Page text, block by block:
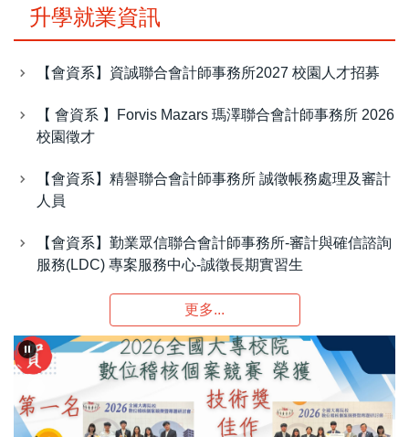
升學就業資訊
【會資系】資誠聯合會計師事務所2027 校園人才招募
【 會資系 】Forvis Mazars 瑪澤聯合會計師事務所 2026
校園徵才
【會資系】精譽聯合會計師事務所 誠徵帳務處理及審計
人員
【會資系】勤業眾信聯合會計師事務所-審計與確信諮詢
服務(LDC) 專案服務中心-誠徵長期實習生
更多...